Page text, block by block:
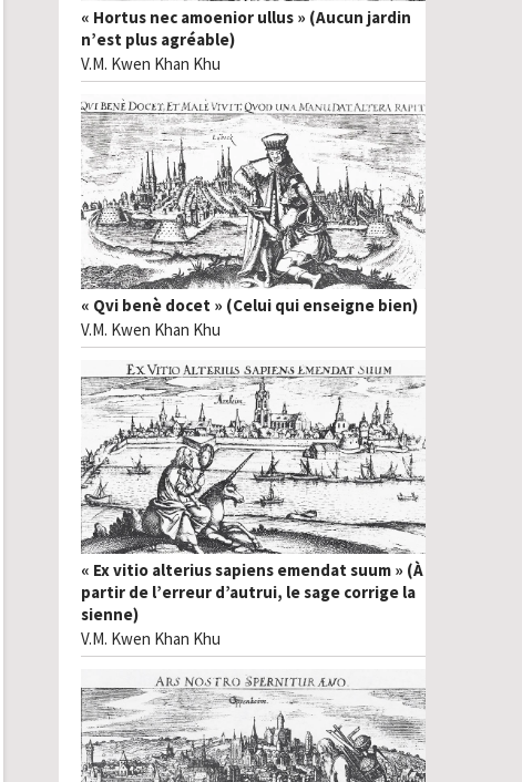
« Hortus nec amoenior ullus » (Aucun jardin
n’est plus agréable)
V.M. Kwen Khan Khu
« Qvi benè docet » (Celui qui enseigne bien)
V.M. Kwen Khan Khu
« Ex vitio alterius sapiens emendat suum » (À
partir de l’erreur d’autrui, le sage corrige la
sienne)
V.M. Kwen Khan Khu